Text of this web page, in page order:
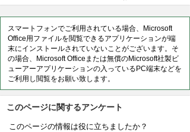
スマートフォンでご利用されている場合、Microsoft
Office用ファイルを閲覧できるアプリケーションが端
末にインストールされていないことがございます。そ
の場合、Microsoft Officeまたは無償のMicrosoft社製ビ
ューアーアプリケーションの入っているPC端末などを
ご利用し閲覧をお願い致します。
このページに関するアンケート
このページの情報は役に立ちましたか？